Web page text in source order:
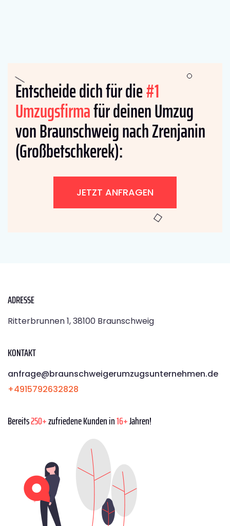
Entscheide dich für die#1
Umzugsfirmafür deinen Umzug
von Braunschweig nach Zrenjanin
(Großbetschkerek):
JETZT ANFRAGEN
ADRESSE
Ritterbrunnen 1, 38100 Braunschweig
KONTAKT
anfrage@braunschweigerumzugsunternehmen.de
+4915792632828
Bereits250+zufriedene Kunden in16+Jahren!